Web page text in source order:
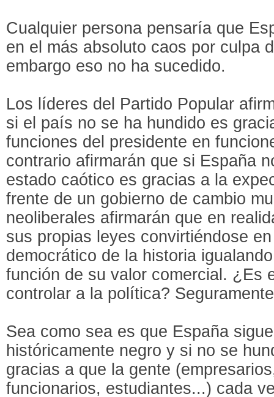
Cualquier persona pensaría que
en el más absoluto caos por culpa
embargo eso no ha sucedido.
Los líderes del Partido Popular
si el país no se ha hundido es
funciones del presidente en
contrario afirmarán que si España
estado caótico es gracias a la
frente de un gobierno de cambio
neoliberales afirmarán que en
sus propias leyes convirtiéndose
democrático de la historia
función de su valor comercial. ¿Es
controlar a la política?
Sea como sea es que España
históricamente negro y si no se
gracias a que la gente
funcionarios, estudiantes...) cada